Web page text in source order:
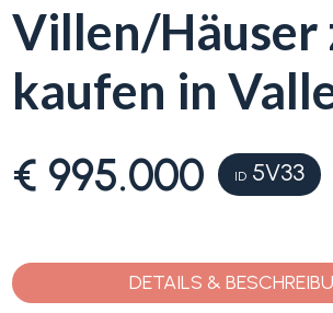
Villen/Häuser
kaufen in
€ 995.000 ID 5V33
DETAILS &
Blumenriviera
Objektsuche
Favoriten
(0)
Immobilientyp
Mehrfachauswahl
Wohnimmobilien